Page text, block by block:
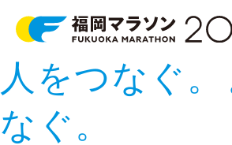
人をつなぐ
なぐ。